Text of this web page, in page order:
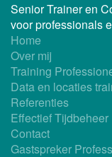
Senior Trainer en
voor professionals
Home
Over mij
Training
Data en locaties
Referenties
Effectief Tijdbeheer
Contact
Gastspreker